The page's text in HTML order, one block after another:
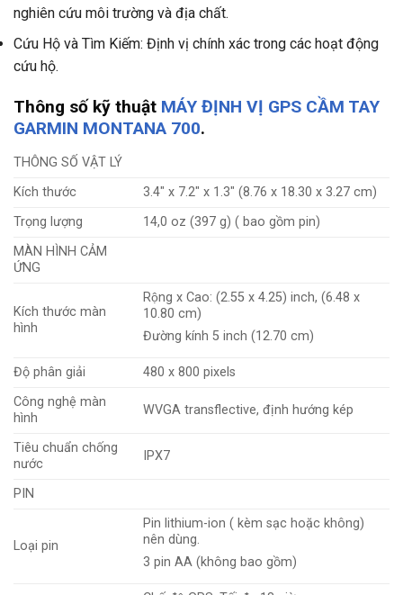
nghiên cứu môi trường và địa chất.
Cứu Hộ và Tìm Kiếm: Định vị chính xác trong các hoạt động
cứu hộ.
Thông số kỹ thuật MÁY ĐỊNH VỊ GPS CẦM TAY
GARMIN MONTANA 700.
THÔNG SỐ VẬT LÝ
Kích thước
3.4″ x 7.2″ x 1.3″ (8.76 x 18.30 x 3.27 cm)
Trọng lượng
14,0 oz (397 g) ( bao gồm pin)
MÀN HÌNH CẢM
ỨNG
Kích thước màn
hình
Rộng x Cao: (2.55 x 4.25) inch, (6.48 x
10.80 cm)
Đường kính 5 inch (12.70 cm)
Độ phân giải
480 x 800 pixels
Công nghệ màn
hình
WVGA transflective, định hướng kép
Tiêu chuẩn chống
nước
IPX7
PIN
Loại pin
Pin lithium-ion ( kèm sạc hoặc không)
nên dùng.
3 pin AA (không bao gồm)